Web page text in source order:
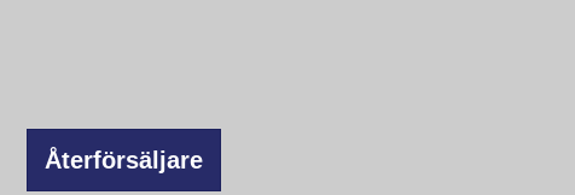
Återförsäljare